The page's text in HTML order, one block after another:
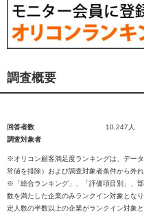
調査概要
回答者数
10,247人
調査対象者
※オリコン顧客満足度ランキングは、デー
常値を排除）および調査対象者条件から外
※「総合ランキング」、「評価項目別」、
数を満たした企業のみランクイン対象とな
定人数の半数以上の企業がランクイン対象と